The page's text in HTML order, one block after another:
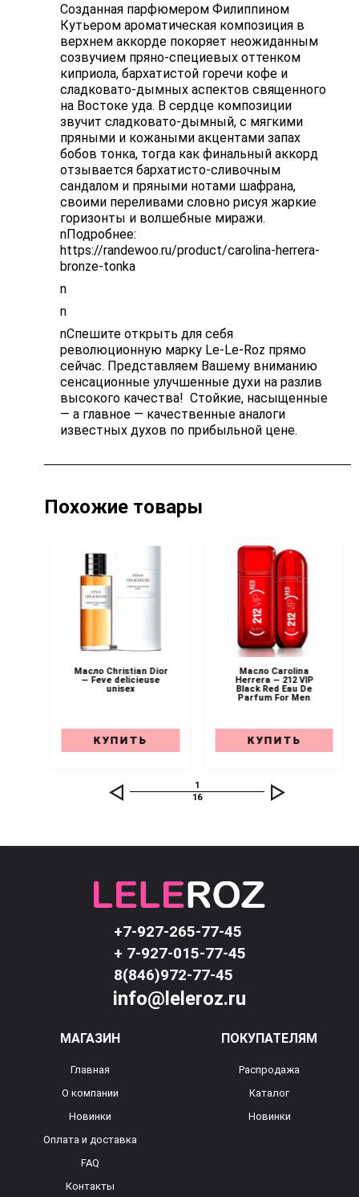
Созданная парфюмером Филиппином
Кутьером ароматическая композиция в
верхнем аккорде покоряет неожиданным
созвучием пряно-специевых оттенком
киприола, бархатистой горечи кофе и
сладковато-дымных аспектов священного
на Востоке уда. В сердце композиции
звучит сладковато-дымный, с мягкими
пряными и кожаными акцентами запах
бобов тонка, тогда как финальный аккорд
отзывается бархатисто-сливочным
сандалом и пряными нотами шафрана,
своими переливами словно рисуя жаркие
горизонты и волшебные миражи.
nПодробнее:
https://randewoo.ru/product/carolina-herrera-
bronze-tonka
n
n
nСпешите открыть для себя
революционную марку Le-Le-Roz прямо
сейчас. Представляем Вашему вниманию
сенсационные улучшенные духи на разлив
высокого качества! Стойкие, насыщенные
— а главное — качественные аналоги
известных духов по прибыльной цене.
Похожие товары
Масло Christian Dior
— Feve delicieuse
unisex
КУПИТЬ
Масло Carolina
Herrera — 212 VIP
Black Red Eau De
Parfum For Men
КУПИТЬ
1
16
+7-927-265-77-45
+ 7-927-015-77-45
8(846)972-77-45
info@leleroz.ru
МАГАЗИН
Главная
О компании
Новинки
Оплата и доставка
FAQ
Контакты
ПОКУПАТЕЛЯМ
Распродажа
Каталог
Новинки